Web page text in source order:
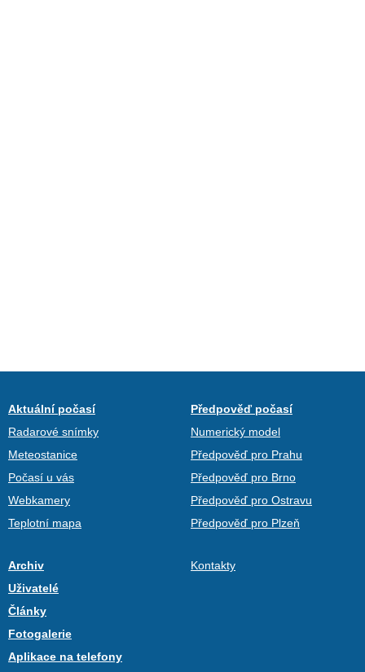
Aktuální počasí
Radarové snímky
Meteostanice
Počasí u vás
Webkamery
Teplotní mapa
Předpověď počasí
Numerický model
Předpověď pro Prahu
Předpověď pro Brno
Předpověď pro Ostravu
Předpověď pro Plzeň
Archiv
Uživatelé
Články
Fotogalerie
Aplikace na telefony
Kontakty